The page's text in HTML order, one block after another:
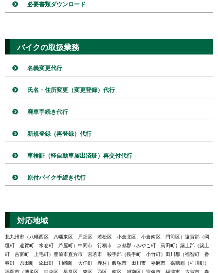
必要書類ダウンロード
バイクの取扱業務
名義変更代行
氏名・住所変更（変更登録）代行
廃車手続き代行
新規登録（再登録）代行
車検証（軽自動車届出済証）再交付代行
原付バイク手続き代行
対応地域
北九州市（八幡西区 八幡東区 戸畑区 若松区 小倉北区 小倉南区 門司区）遠賀郡（岡
垣町 遠賀町 水巻町 芦屋町）中間市 行橋市 京都郡（みやこ町 苅田町）築上郡（築上
町 吉富町 上毛町）豊前市直方市 宮若市 鞍手郡（鞍手町 小竹町）田川郡（福智町 香
春町 糸田町 添田町 川崎町 大任町 赤村）飯塚市 田川市 嘉麻市 嘉穂郡（桂川町）
福岡市（博多区 中央区 早良区 東区 西区 南区 城南区）宗像市 福津市 古賀市 春